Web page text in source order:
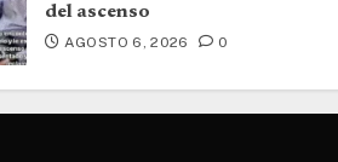
del ascenso
AGOSTO 6, 2026 0